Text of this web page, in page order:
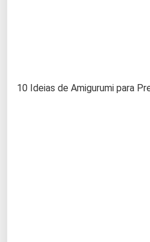
10 Ideias de Amigurumi para